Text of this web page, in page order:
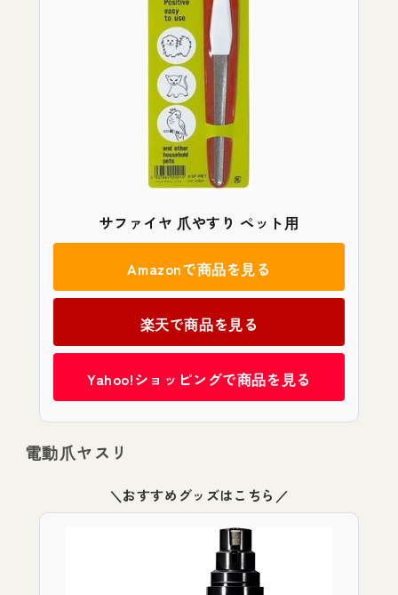
サファイヤ 爪やすり ペット用
Amazonで商品を見る
楽天で商品を見る
Yahoo!ショッピングで商品を見る
電動爪ヤスリ
＼おすすめグッズはこちら／